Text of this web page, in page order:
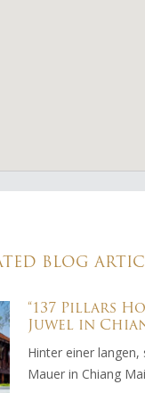
BLOG
“137 Pillars
Juwel in
Hinter einer langen,
Mauer in Chiang